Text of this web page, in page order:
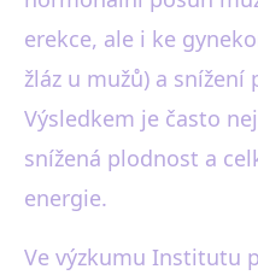
erekce, ale i ke
žláz u mužů) a
Výsledkem je často
snížená plodnost a
energie.
Ve výzkumu Institutu